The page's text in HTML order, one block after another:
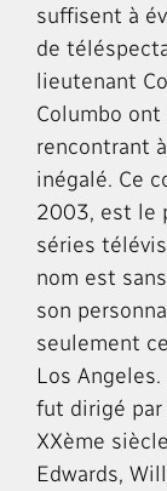
suffisent à
de
lieutenant
Columbo
rencontrant
inégalé. Ce
2003, est le
séries
nom est
son
seulement
Los
fut dirigé par
XXème
Edwards,